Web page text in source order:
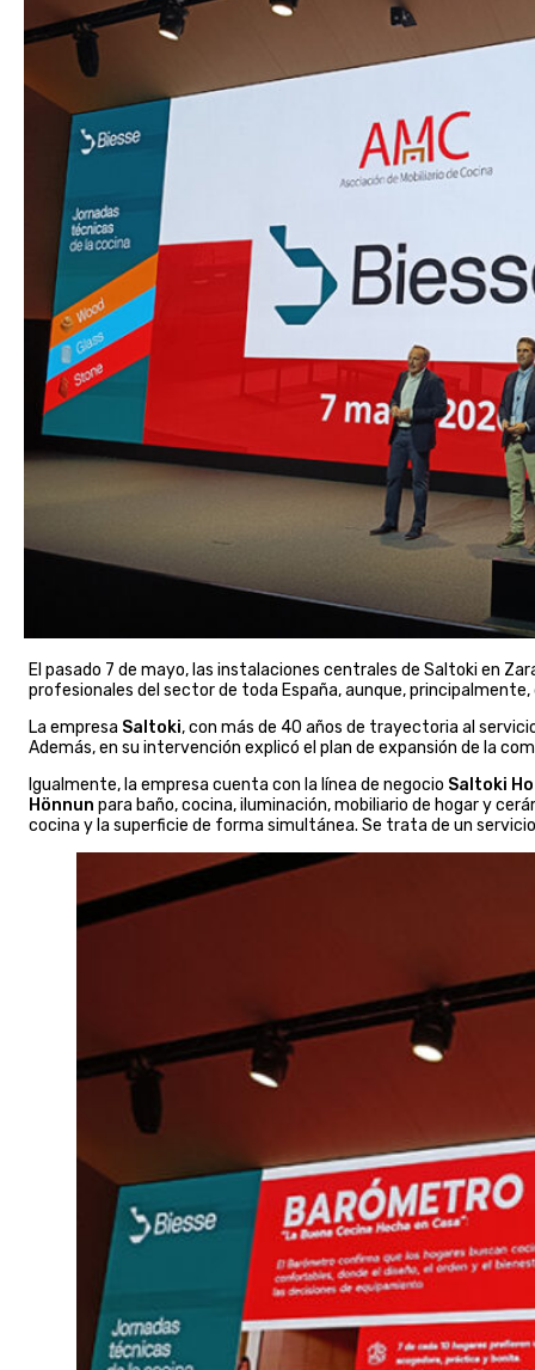
El pasado 7 de mayo, las instalaciones centrales de Saltoki en
profesionales del sector de toda España, aunque, principalmente,
La empresa Saltoki, con más de 40 años de trayectoria al
Además, en su intervención explicó el plan de expansión de la
Igualmente, la empresa cuenta con la línea de negocio Saltoki
Hönnun para baño, cocina, iluminación, mobiliario de hogar y
cocina y la superficie de forma simultánea. Se trata de un